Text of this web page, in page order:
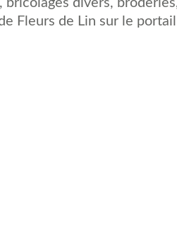
bricolages divers,
Fleurs de Lin sur le